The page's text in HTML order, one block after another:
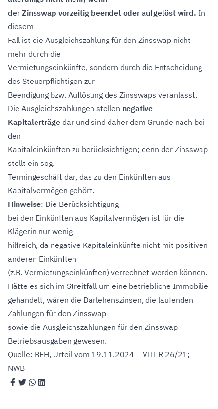
der Zinsswap vorzeitig beendet oder aufgelöst wird. In
diesem
Fall ist die Ausgleichszahlung für den Zinsswap nicht
mehr durch die
Vermietungseinkünfte, sondern durch die Entscheidung
des Steuerpflichtigen zur
Beendigung bzw. Auflösung des Zinsswaps veranlasst.
Die Ausgleichszahlungen stellen negative
Kapitalerträge dar und sind daher dem Grunde nach bei
den
Kapitaleinkünften zu berücksichtigen; denn der Zinsswap
stellt ein sog.
Termingeschäft dar, das zu den Einkünften aus
Kapitalvermögen gehört.
Hinweise: Die Berücksichtigung
bei den Einkünften aus Kapitalvermögen ist für die
Klägerin nur wenig
hilfreich, da negative Kapitaleinkünfte nicht mit positiven
anderen Einkünften
(z.B. Vermietungseinkünften) verrechnet werden können.
Hätte es sich im Streitfall um eine betriebliche Immobilie
gehandelt, wären die Darlehenszinsen, die laufenden
Zahlungen für den Zinsswap
sowie die Ausgleichszahlungen für den Zinsswap
Betriebsausgaben gewesen.
Quelle: BFH, Urteil vom 19.11.2024 – VIII R 26/21;
NWB